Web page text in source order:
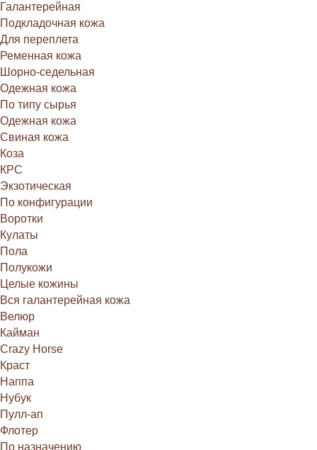
Галантерейная
Подкладочная кожа
Для переплета
Ременная кожа
Шорно-седельная
Одежная кожа
По типу сырья
Одежная кожа
Свиная кожа
Коза
КРС
Экзотическая
По конфигурации
Воротки
Кулаты
Пола
Полукожи
Целые кожины
Вся галантерейная кожа
Велюр
Кайман
Crazy Horse
Краст
Наппа
Нубук
Пулл-ап
Флотер
По назначению